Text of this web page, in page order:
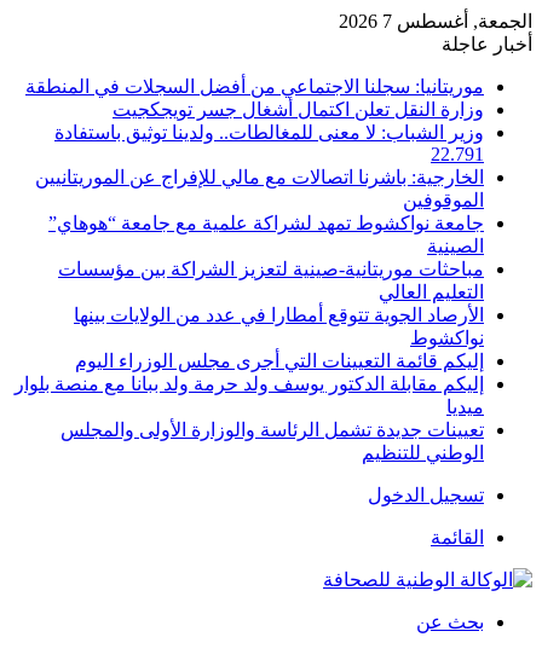
الجمعة, أغسطس 7 2026
أخبار عاجلة
موريتانيا: سجلنا الاجتماعي من أفضل السجلات في المنطقة
وزارة النقل تعلن اكتمال أشغال جسر تويجكجيت
وزير الشباب: لا معنى للمغالطات.. ولدينا توثيق باستفادة
22.791
الخارجية: باشرنا اتصالات مع مالي للإفراج عن الموريتانيين
الموقوفين
جامعة نواكشوط تمهد لشراكة علمية مع جامعة “هوهاي”
الصينية
مباحثات موريتانية-صينية لتعزيز الشراكة بين مؤسسات
التعليم العالي
الأرصاد الجوية تتوقع أمطارا في عدد من الولايات بينها
نواكشوط
إليكم قائمة التعيينات التي أجرى مجلس الوزراء اليوم
إليكم مقابلة الدكتور يوسف ولد حرمة ولد ببانا مع منصة بلوار
ميديا
تعيينات جديدة تشمل الرئاسة والوزارة الأولى والمجلس
الوطني للتنظيم
تسجيل الدخول
القائمة
بحث عن